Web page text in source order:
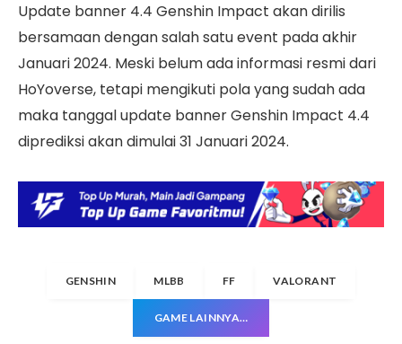
Update banner 4.4 Genshin Impact akan dirilis
bersamaan dengan salah satu event pada akhir
Januari 2024. Meski belum ada informasi resmi dari
HoYoverse, tetapi mengikuti pola yang sudah ada
maka tanggal update banner Genshin Impact 4.4
diprediksi akan dimulai 31 Januari 2024.
GENSHIN MLBB FF VALORANT
GAME LAINNYA…